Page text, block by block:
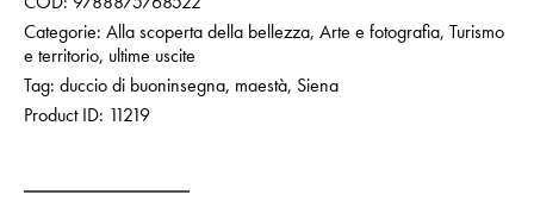
Categorie: Alla scoperta della bellezza, Arte e fotografia, Turismo
e territorio, ultime uscite
Tag: duccio di buoninsegna, maestà, Siena
Product ID: 11219